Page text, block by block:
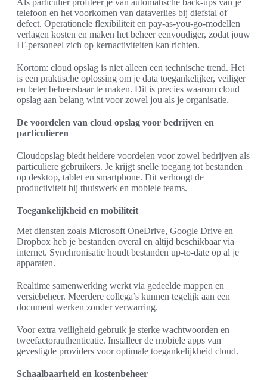
Als particulier profiteer je van automatische back-ups van je
telefoon en het voorkomen van dataverlies bij diefstal of
defect. Operationele flexibiliteit en pay-as-you-go-modellen
verlagen kosten en maken het beheer eenvoudiger, zodat jouw
IT-personeel zich op kernactiviteiten kan richten.
Kortom: cloud opslag is niet alleen een technische trend. Het
is een praktische oplossing om je data toegankelijker, veiliger
en beter beheersbaar te maken. Dit is precies waarom cloud
opslag aan belang wint voor zowel jou als je organisatie.
De voordelen van cloud opslag voor bedrijven en
particulieren
Cloudopslag biedt heldere voordelen voor zowel bedrijven als
particuliere gebruikers. Je krijgt snelle toegang tot bestanden
op desktop, tablet en smartphone. Dit verhoogt de
productiviteit bij thuiswerk en mobiele teams.
Toegankelijkheid en mobiliteit
Met diensten zoals Microsoft OneDrive, Google Drive en
Dropbox heb je bestanden overal en altijd beschikbaar via
internet. Synchronisatie houdt bestanden up-to-date op al je
apparaten.
Realtime samenwerking werkt via gedeelde mappen en
versiebeheer. Meerdere collega’s kunnen tegelijk aan een
document werken zonder verwarring.
Voor extra veiligheid gebruik je sterke wachtwoorden en
tweefactorauthenticatie. Installeer de mobiele apps van
gevestigde providers voor optimale toegankelijkheid cloud.
Schaalbaarheid en kostenbeheer